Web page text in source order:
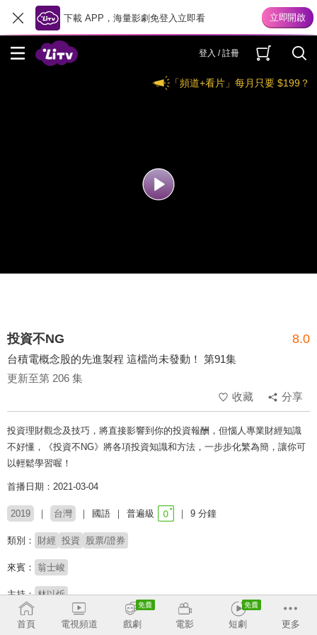
下載 APP，海量影劇免登入立即看
登入 / 註冊
「頻道+看片」每月只要 $199？
投資不NG 8.0
台積電概念股的先進製程 這檔尚未發動！ 第91集
更新至第 206 集
收藏
分享
投資理財觀念及技巧，將直接影響到你的投資報酬，但惱人專業財經知識
不好懂，《投資不NG》將各項投資知識和方法，一步步化繁為簡，讓你可
以輕鬆學習喔！
首播日期：2021-03-04
2019 台灣 國語 普遍級 9 分鐘
類別： 財經 投資 股票/證券
來賓： 翁士峻
主持： 林以炘
首頁 電視頻道 戲劇 電影 短劇 更多